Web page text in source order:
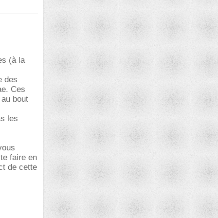
(à la
des
Ces
bout
les
faire en
de cette